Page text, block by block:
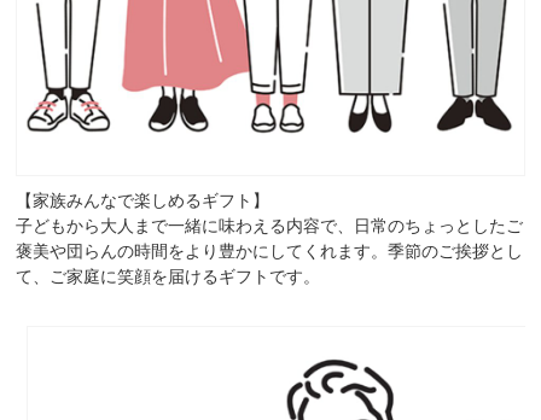
【家族みんなで楽しめるギフト】
子どもから大人まで一緒に味わえる内容で、日常のちょっとしたご
褒美や団らんの時間をより豊かにしてくれます。季節のご挨拶とし
て、ご家庭に笑顔を届けるギフトです。